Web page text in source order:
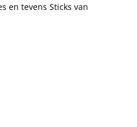
en tevens Sticks van